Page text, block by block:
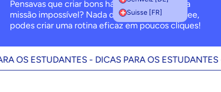
Suisse [FR]
Pensavas que criar bons hábitos de estudo era
missão impossível? Nada disso — com Scribzee,
podes criar uma rotina eficaz em poucos cliques!
ESTUDANTES -DICAS PARA OS ESTUDANTES -